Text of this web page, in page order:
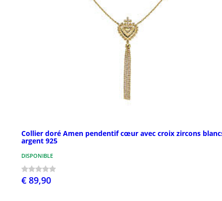
Collier doré Amen pendentif cœur avec croix zircons
argent 925
DISPONIBLE
€ 89,90